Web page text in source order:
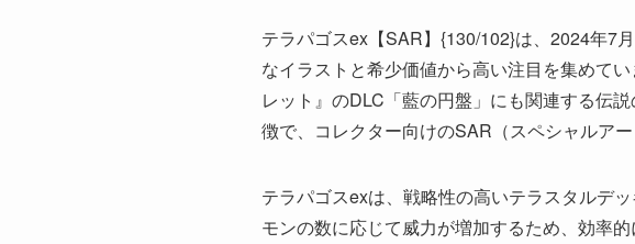
テラパゴスex【SAR】{130/102}は、2024年7
なイラストと希少価値から高い注目を集めて
レット』のDLC「藍の円盤」にも関連する伝
徴で、コレクター向けのSAR（スペシャルア
テラパゴスexは、戦略性の高いテラスタルデ
モンの数に応じて威力が増加するため、効率